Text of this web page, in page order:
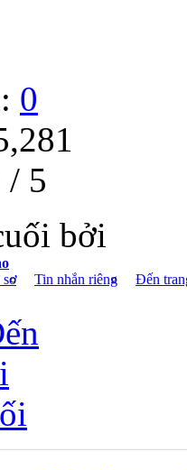
0
5
bởi
Tin nhắn riêng Đến